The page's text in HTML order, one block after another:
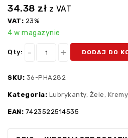
34.38 zł z VAT
VAT: 23%
4 w magazynie
Qty: DODAJ DO
SKU: 36-PHA282
Kategoria: Lubrykanty, Żele, Kremy
EAN: 7423522514535